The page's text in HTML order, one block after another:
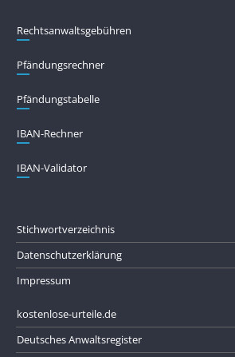
Rechtsanwaltsgebühren
Pfändungs­rechner
Pfändungs­tabelle
IBAN-Rechner
IBAN-Validator
Stichwortverzeichnis
Datenschutzerklärung
Impressum
kostenlose-urteile.de
Deutsches Anwaltsregister